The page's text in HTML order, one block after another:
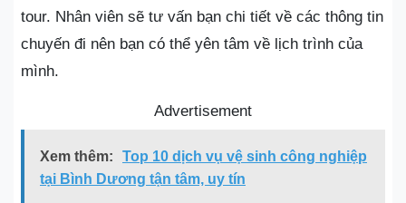
tour. Nhân viên sẽ tư vấn bạn chi tiết về các thông tin
chuyến đi nên bạn có thể yên tâm về lịch trình của
mình.
Advertisement
Xem thêm:
Top 10 dịch vụ vệ sinh công nghiệp
tại Bình Dương tận tâm, uy tín